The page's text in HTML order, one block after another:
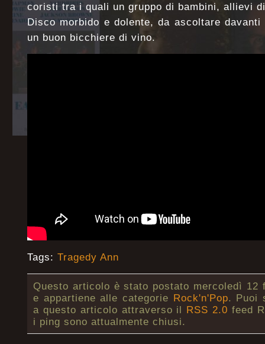
coristi tra i quali un gruppo di bambini, allievi
Disco morbido e dolente, da ascoltare
un buon bicchiere di vino.
Tags: Tragedy Ann
Questo articolo è stato postato mercoledì 12
e appartiene alle categorie Rock'n'Pop. Puoi
a questo articolo attraverso il RSS 2.0 feed
i ping sono attualmente chiusi.